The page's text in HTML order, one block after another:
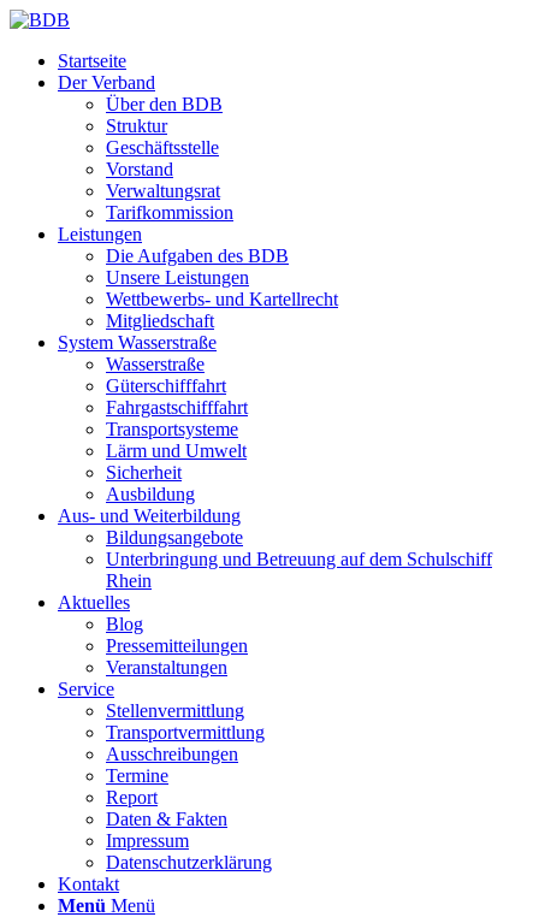
Startseite
Der Verband
Über den BDB
Struktur
Geschäftsstelle
Vorstand
Verwaltungsrat
Tarifkommission
Leistungen
Die Aufgaben des BDB
Unsere Leistungen
Wettbewerbs- und Kartellrecht
Mitgliedschaft
System Wasserstraße
Wasserstraße
Güterschifffahrt
Fahrgastschifffahrt
Transportsysteme
Lärm und Umwelt
Sicherheit
Ausbildung
Aus- und Weiterbildung
Bildungsangebote
Unterbringung und Betreuung auf dem Schulschiff
Rhein
Aktuelles
Blog
Pressemitteilungen
Veranstaltungen
Service
Stellenvermittlung
Transportvermittlung
Ausschreibungen
Termine
Report
Daten & Fakten
Impressum
Datenschutzerklärung
Kontakt
Menü Menü